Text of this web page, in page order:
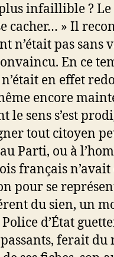
infaillible ?
cacher… » Il
n’était pas sans
En ce
en effet
encore
le sens s’est
tout citoyen
Parti, ou à
français
pour se
du sien, un
d’État
ferait du